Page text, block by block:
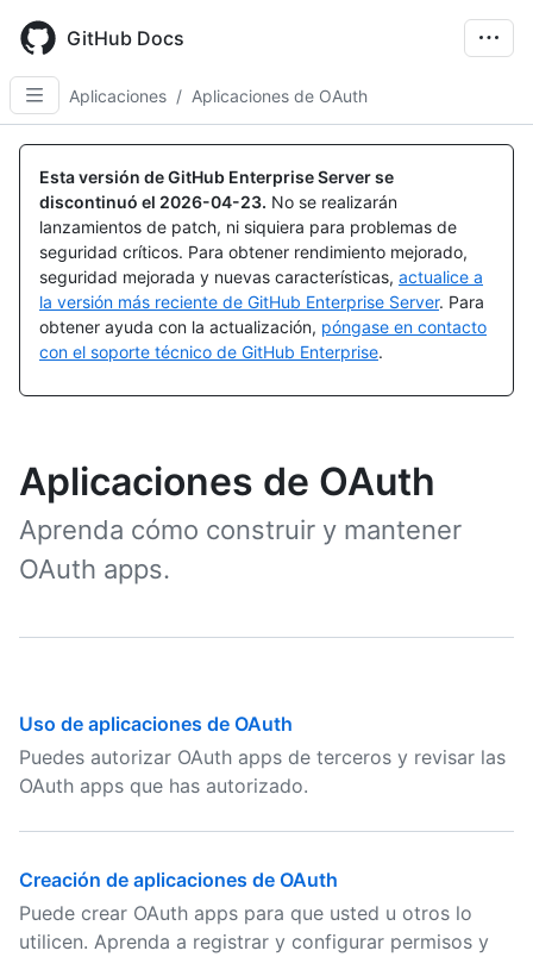
main
content
GitHub Docs
Aplicaciones / Aplicaciones de OAuth
Esta versión de GitHub Enterprise Server se
discontinuó el 2026-04-23. No se realizarán
lanzamientos de patch, ni siquiera para problemas de
seguridad críticos. Para obtener rendimiento mejorado,
seguridad mejorada y nuevas características, actualice a
la versión más reciente de GitHub Enterprise Server. Para
obtener ayuda con la actualización, póngase en contacto
con el soporte técnico de GitHub Enterprise.
Aplicaciones de OAuth
Aprenda cómo construir y mantener
OAuth apps.
Uso de aplicaciones de OAuth
Puedes autorizar OAuth apps de terceros y revisar las
OAuth apps que has autorizado.
Creación de aplicaciones de OAuth
Puede crear OAuth apps para que usted u otros lo
utilicen. Aprenda a registrar y configurar permisos y